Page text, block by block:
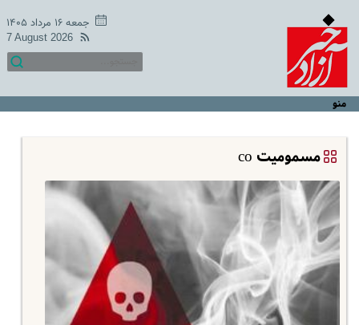
جمعه ۱۶ مرداد ۱۴۰۵
7 August 2026
منو
مسمومیت co